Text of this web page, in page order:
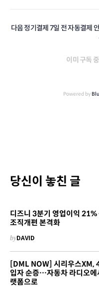
다음 정기결제 7일 전 자동결제
이미 구독
Powered by
당신이 놓친 글
디즈니 3분기 영업이익
조직개편 본격화
byDAVID
[DML NOW] 시리우스XM,
입자 순증…자동차 라디오에
랫폼으로